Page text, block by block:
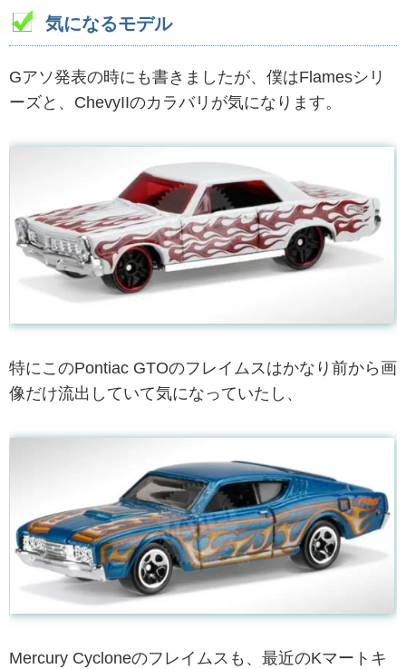
気になるモデル
Gアソ発表の時にも書きましたが、僕はFlamesシリ
ーズと、ChevyIIのカラバリが気になります。
特にこのPontiac GTOのフレイムスはかなり前から画
像だけ流出していて気になっていたし、
Mercury Cycloneのフレイムスも、最近のKマートキ